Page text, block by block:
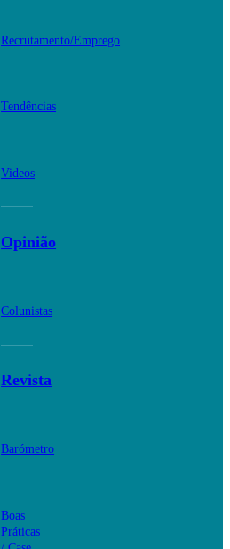
Recrutamento/Emprego
Tendências
Videos
Opinião
Colunistas
Revista
Barómetro
Boas
Práticas